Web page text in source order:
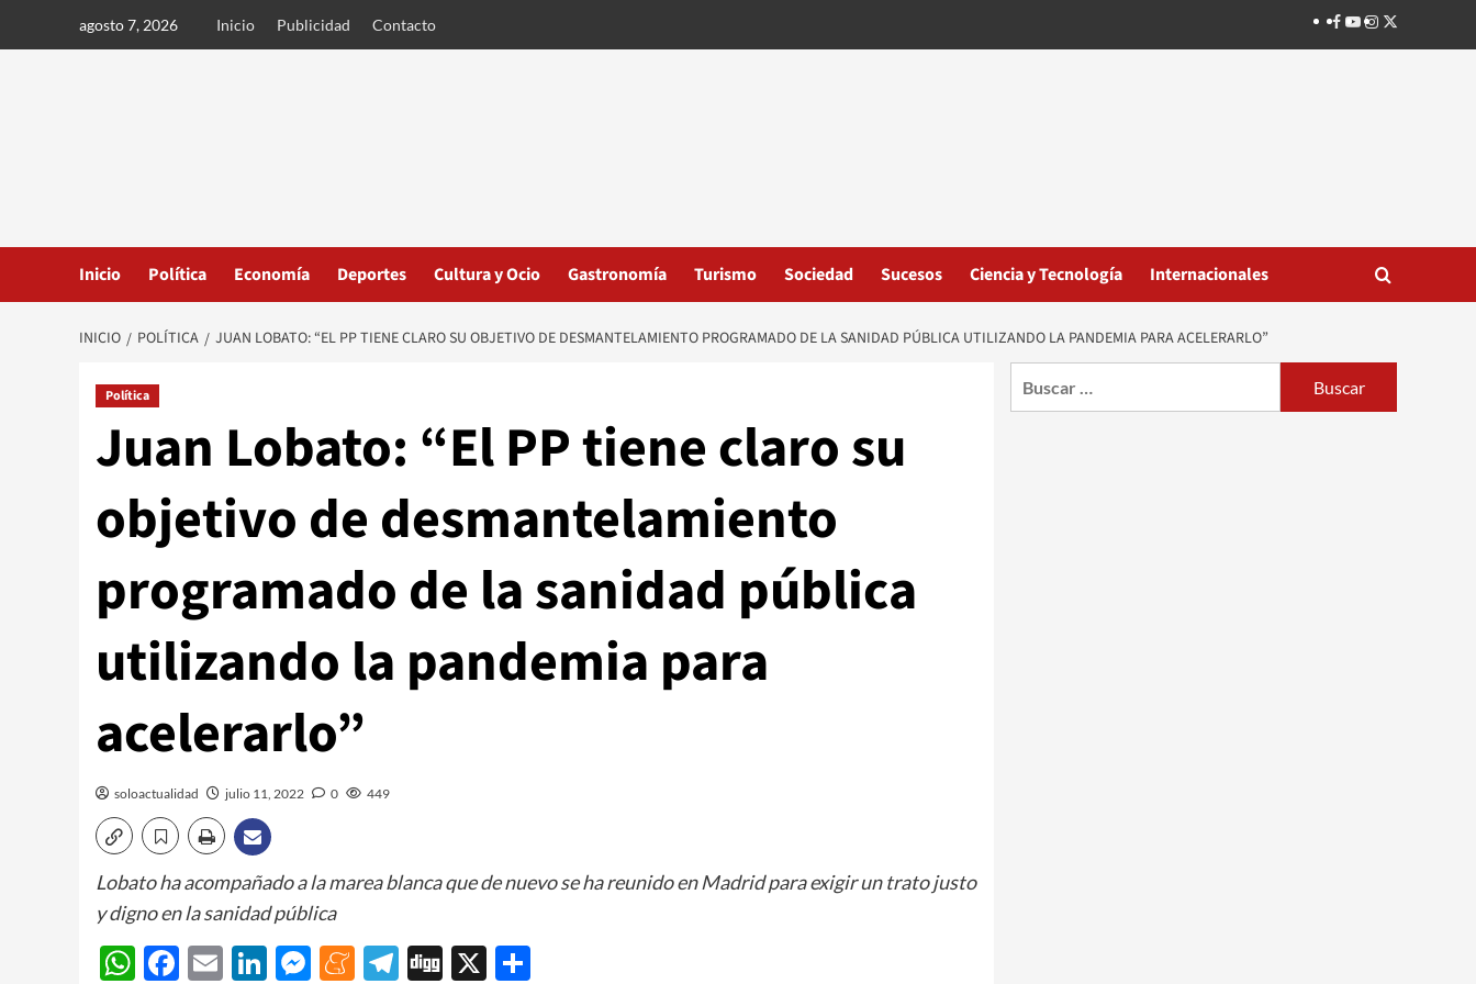
agosto 7, 2026 Inicio Publicidad Contacto Facebook
Youtube
Instagram
Twitter
Inicio Política Economía Deportes Cultura y Ocio Gastronomía Turismo Sociedad Sucesos Ciencia y Tecnología Internacionales
INICIO POLÍTICA JUAN LOBATO: “EL PP TIENE CLARO SU OBJETIVO DE DESMANTELAMIENTO PROGRAMADO DE LA SANIDAD PÚBLICA UTILIZANDO LA PANDEMIA PARA ACELERARLO”
Política
Juan Lobato: “El PP tiene claro su
objetivo de desmantelamiento
programado de la sanidad pública
utilizando la pandemia para
acelerarlo”
soloactualidad julio 11, 2022 0 449
Lobato ha acompañado a la marea blanca que de nuevo se ha reunido en Madrid para exigir un trato justo
y digno en la sanidad pública
WhatsApp
Facebook
EmailLinkedIn
Messenger
Meneame
Telegram
Digg
X